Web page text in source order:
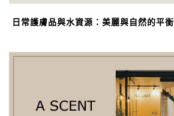
日常護膚品與水資源：美麗與自然的平衡